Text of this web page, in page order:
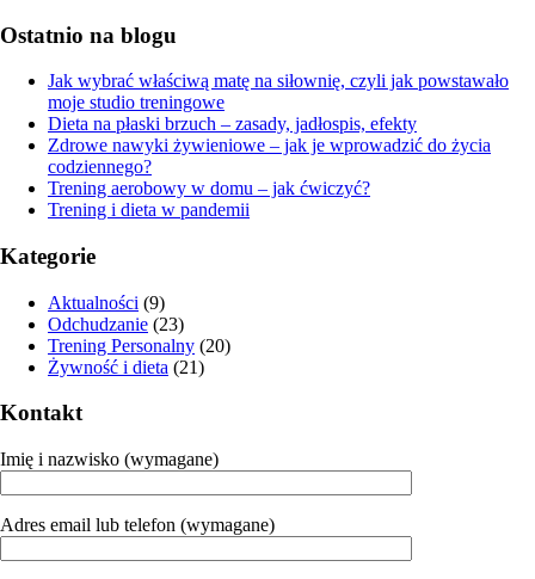
Ostatnio na blogu
Jak wybrać właściwą matę na siłownię, czyli jak powstawało
moje studio treningowe
Dieta na płaski brzuch – zasady, jadłospis, efekty
Zdrowe nawyki żywieniowe – jak je wprowadzić do życia
codziennego?
Trening aerobowy w domu – jak ćwiczyć?
Trening i dieta w pandemii
Kategorie
Aktualności (9)
Odchudzanie (23)
Trening Personalny (20)
Żywność i dieta (21)
Kontakt
Imię i nazwisko (wymagane)
Adres email lub telefon (wymagane)